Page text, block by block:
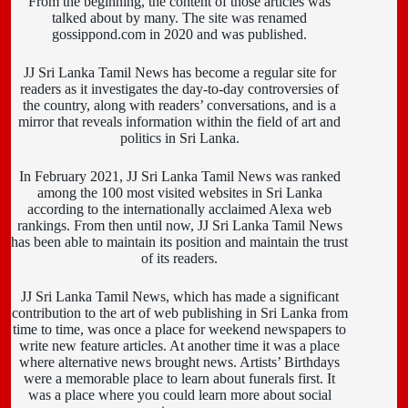
talked about by many. The site was renamed
gossippond.com in 2020 and was published.
JJ Sri Lanka Tamil News has become a regular site for
readers as it investigates the day-to-day controversies of
the country, along with readers’ conversations, and is a
mirror that reveals information within the field of art and
politics in Sri Lanka.
In February 2021, JJ Sri Lanka Tamil News was ranked
among the 100 most visited websites in Sri Lanka
according to the internationally acclaimed Alexa web
rankings. From then until now, JJ Sri Lanka Tamil News
has been able to maintain its position and maintain the trust
of its readers.
JJ Sri Lanka Tamil News, which has made a significant
contribution to the art of web publishing in Sri Lanka from
time to time, was once a place for weekend newspapers to
write new feature articles. At another time it was a place
where alternative news brought news. Artists’ Birthdays
were a memorable place to learn about funerals first. It
was a place where you could learn more about social